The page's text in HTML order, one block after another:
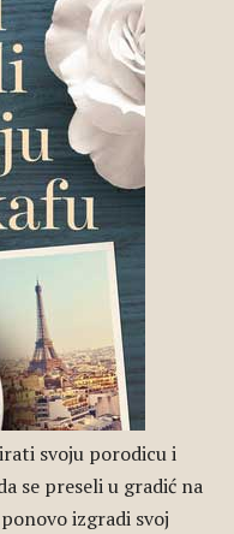
svoju porodicu i
se preseli u gradić na
izgradi svoj